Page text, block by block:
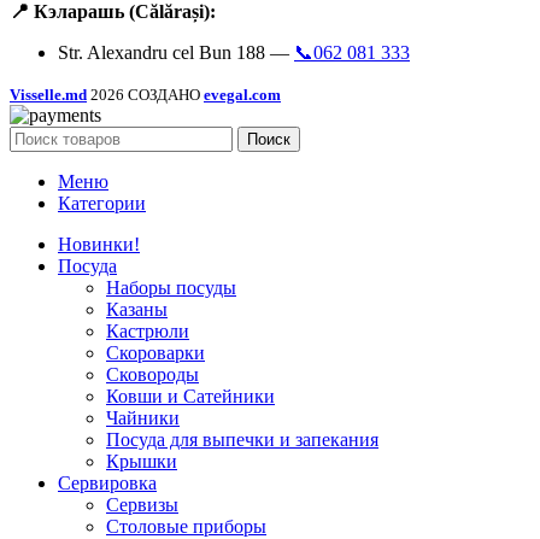
📍 Кэларашь (Călărași):
Str. Alexandru cel Bun 188 — 📞062 081 333
Visselle.md 2026 СОЗДАНО evegal.com
Поиск
Меню
Категории
Новинки!
Посуда
Наборы посуды
Казаны
Кастрюли
Скороварки
Сковороды
Ковши и Сатейники
Чайники
Посуда для выпечки и запекания
Крышки
Сервировка
Сервизы
Столовые приборы